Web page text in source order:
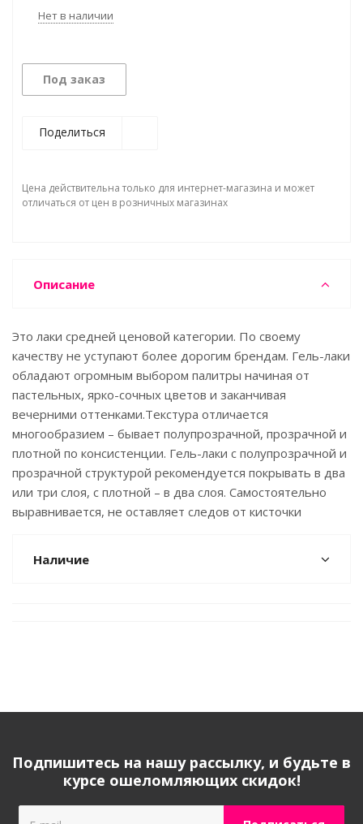
Нет в наличии
Под заказ
Поделиться
Цена действительна только для интернет-магазина и может
отличаться от цен в розничных магазинах
Описание
Это лаки средней ценовой категории. По своему
качеству не уступают более дорогим брендам. Гель-лаки
обладают огромным выбором палитры начиная от
пастельных, ярко-сочных цветов и заканчивая
вечерними оттенками.Текстура отличается
многообразием – бывает полупрозрачной, прозрачной и
плотной по консистенции. Гель-лаки с полупрозрачной и
прозрачной структурой рекомендуется покрывать в два
или три слоя, с плотной – в два слоя. Самостоятельно
выравнивается, не оставляет следов от кисточки
Наличие
Подпишитесь на нашу рассылку, и будьте в
курсе ошеломляющих скидок!